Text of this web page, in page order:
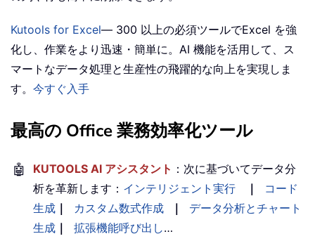
Kutools for Excel— 300 以上の必須ツールでExcel を強
化し、作業をより迅速・簡単に。AI 機能を活用して、ス
マートなデータ処理と生産性の飛躍的な向上を実現しま
す。 今すぐ入手
最高の Office 業務効率化ツール
🤖 KUTOOLS AI アシスタント ：次に基づいてデータ分
析を革新します： インテリジェント実行 ｜
コード
生成 ｜ カスタム数式作成 ｜
データ分析とチャート
生成 ｜ 拡張機能呼び出し…